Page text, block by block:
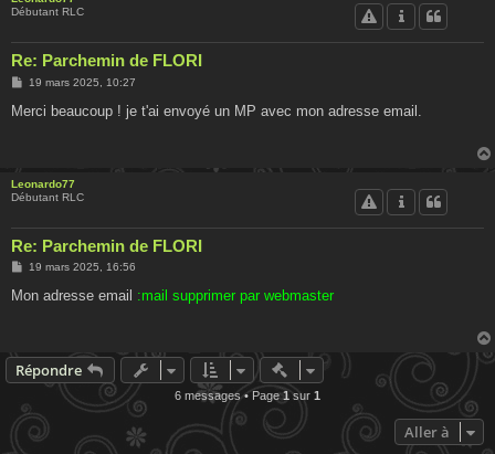
Débutant RLC
Re: Parchemin de FLORI
M
s
19 mars 2025, 10:27
Merci beaucoup ! je t'ai envoyé un MP avec mon adresse email.
Leonardo77
Débutant RLC
Re: Parchemin de FLORI
M
s
19 mars 2025, 16:56
Mon adresse email :mail supprimer par webmaster
Répondre Actions rapides de
6 messages • Page1sur 1
Aller à